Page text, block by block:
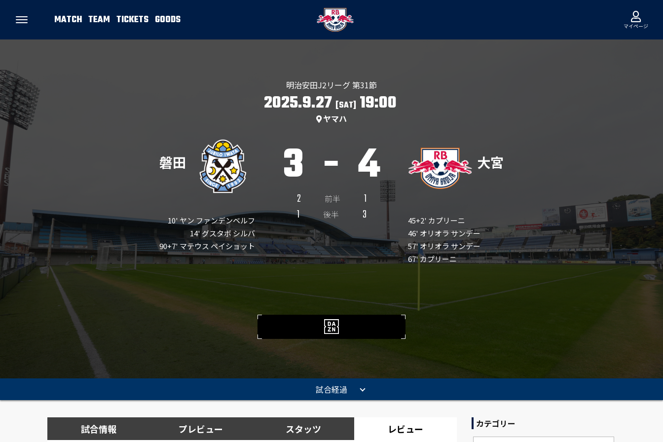
MATCH TEAM TICKETS GOODS マイページ
明治安田J2リーグ 第31節
2025.9.27 [SAT] 19:00
ヤマハ
磐田
10' ヤン ファンデンベルフ
14' グスタボ シルバ
90+7' マテウス ペイショット
3 - 4
2 前半
1
1
後半 3
大宮
45+2' カプリーニ
46' オリオラ サンデー
57' オリオラ サンデー
67' カプリーニ
試合経過
試合情報 プレビュー スタッツ レビュー カテゴリー